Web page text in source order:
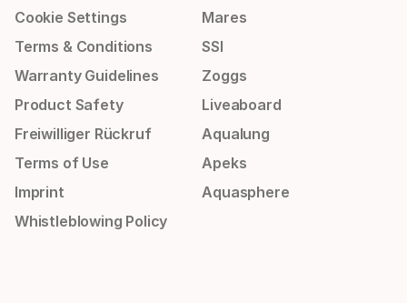
Cookie Settings
Terms & Conditions
Warranty Guidelines
Product Safety
Freiwilliger Rückruf
Terms of Use
Imprint
Whistleblowing Policy
Mares
SSI
Zoggs
Liveaboard
Aqualung
Apeks
Aquasphere